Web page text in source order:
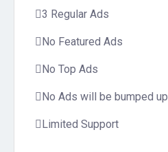
3 Regular Ads
No Featured Ads
No Top Ads
No Ads will be bumped up
Limited Support